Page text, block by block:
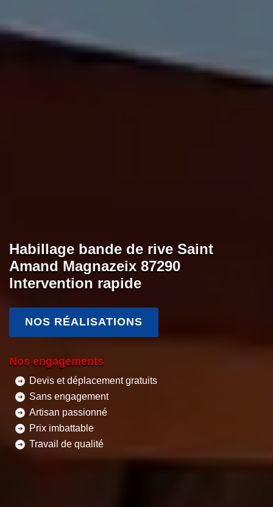
Habillage bande de rive Saint
Amand Magnazeix 87290
Intervention rapide
NOS RÉALISATIONS
Nos engagements
Devis et déplacement gratuits
Sans engagement
Artisan passionné
Prix imbattable
Travail de qualité